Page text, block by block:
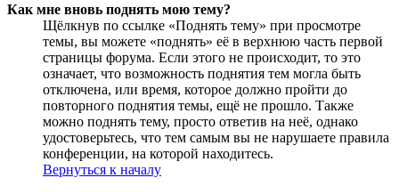
Как мне вновь поднять мою тему?
Щёлкнув по ссылке «Поднять тему» при просмотре
темы, вы можете «поднять» её в верхнюю часть первой
страницы форума. Если этого не происходит, то это
означает, что возможность поднятия тем могла быть
отключена, или время, которое должно пройти до
повторного поднятия темы, ещё не прошло. Также
можно поднять тему, просто ответив на неё, однако
удостоверьтесь, что тем самым вы не нарушаете правила
конференции, на которой находитесь.
Вернуться к началу